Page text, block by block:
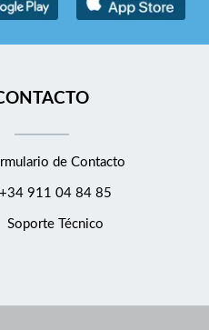
de Contacto
+34 911 04 84 85
Soporte Técnico